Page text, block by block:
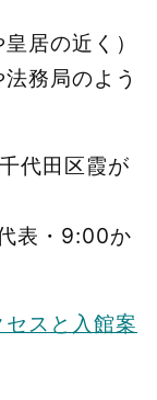
居の近く）
務局のよう
代田区霞が
表・9:00か
スと入館案